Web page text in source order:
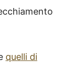
quelli di